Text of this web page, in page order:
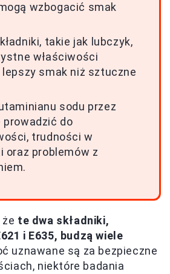
wzbogacić smak
takie jak lubczyk,
właściwości
smak niż sztuczne
sodu przez
prowadzić do
trudności w
oraz problemów z
te dwa składniki,
i E635, budzą wiele
uznawane są za bezpieczne
niektóre badania